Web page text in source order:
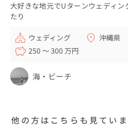
大好きな地元でUターンウェディ
たり
ウェディング
沖縄県
250 〜 300 万円
海・ビーチ
他の方はこちらも見てい